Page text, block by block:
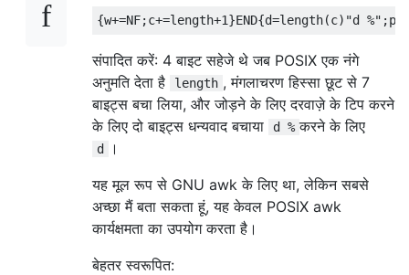
संपादित करें: 4 बाइट सहेजे थे जब POSIX एक नंगे
अनुमति देता है
length , मंगलाचरण हिस्सा छूट से 7
बाइट्स बचा लिया, और जोड़ने के लिए दरवाज़े के टिप करने
के लिए दो बाइट्स धन्यवाद बचाया
d % करने के लिए
d
।
यह मूल रूप से GNU awk के लिए था, लेकिन सबसे
अच्छा मैं बता सकता हूं, यह केवल POSIX awk
कार्यक्षमता का उपयोग करता है।
बेहतर स्वरूपित: